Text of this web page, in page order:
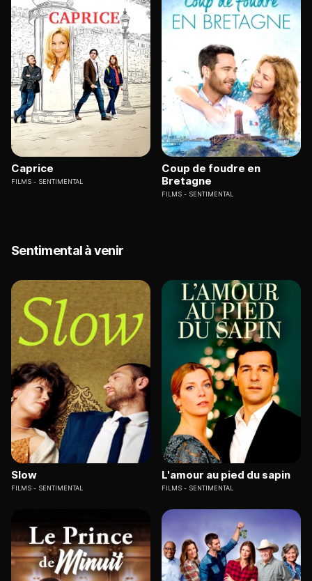
Caprice
FILMS SENTIMENTAL
Coup de foudre en
Bretagne
FILMS SENTIMENTAL
Sentimental à venir
Slow
FILMS SENTIMENTAL
L'amour au pied du sapin
FILMS SENTIMENTAL